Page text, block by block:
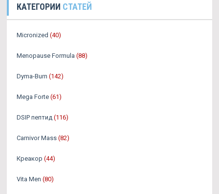
КАТЕГОРИИ СТАТЕЙ
Micronized (40)
Menopause Formula (88)
Dyma-Burn (142)
Mega Forte (61)
DSIP пептид (116)
Carnivor Mass (82)
Креакор (44)
Vita Men (80)